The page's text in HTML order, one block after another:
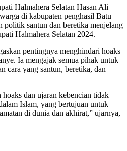
Halmahera Selatan Hasan Ali
di kabupaten penghasil Batu
politik santun dan beretika menjelang
Halmahera Selatan 2024.
pentingnya menghindari hoaks
Ia mengajak semua pihak untuk
cara yang santun, beretika, dan
dan ujaran kebencian tidak
Islam, yang bertujuan untuk
di dunia dan akhirat,” ujarnya,